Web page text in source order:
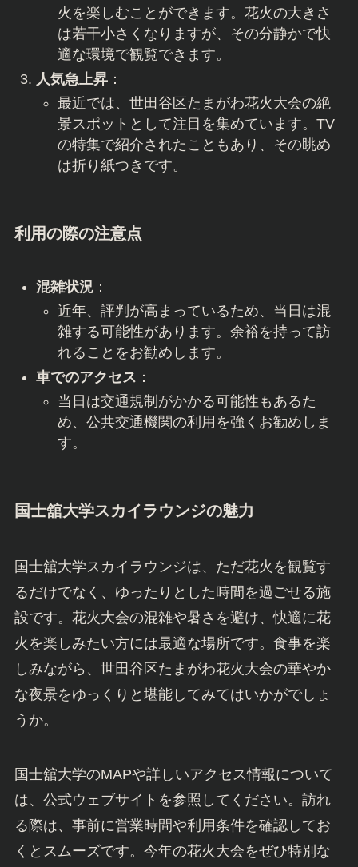
火を楽しむことができます。花火の大きさ
は若干小さくなりますが、その分静かで快
適な環境で観覧できます。
人気急上昇：
最近では、世田谷区たまがわ花火大会の絶
景スポットとして注目を集めています。TV
の特集で紹介されたこともあり、その眺め
は折り紙つきです。
利用の際の注意点
混雑状況：
近年、評判が高まっているため、当日は混
雑する可能性があります。余裕を持って訪
れることをお勧めします。
車でのアクセス ：
当日は交通規制がかかる可能性もあるた
め、公共交通機関の利用を強くお勧めしま
す。
国士舘大学スカイラウンジの魅力
国士舘大学スカイラウンジは、ただ花火を観覧す
るだけでなく、ゆったりとした時間を過ごせる施
設です。花火大会の混雑や暑さを避け、快適に花
火を楽しみたい方には最適な場所です。食事を楽
しみながら、世田谷区たまがわ花火大会の華やか
な夜景をゆっくりと堪能してみてはいかがでしょ
うか。
国士舘大学のMAPや詳しいアクセス情報について
は、公式ウェブサイトを参照してください。訪れ
る際は、事前に営業時間や利用条件を確認してお
くとスムーズです。今年の花火大会をぜひ特別な